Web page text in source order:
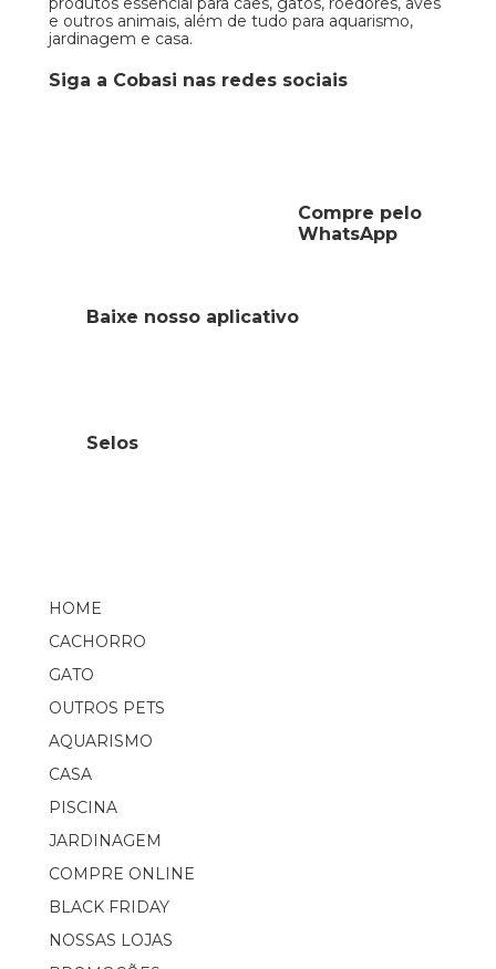
e outros animais, além de tudo para aquarismo,
jardinagem e casa.
Siga a Cobasi nas redes sociais
Compre pelo
WhatsApp
HOME
CACHORRO
GATO
OUTROS PETS
AQUARISMO
CASA
PISCINA
JARDINAGEM
COMPRE ONLINE
BLACK FRIDAY
NOSSAS LOJAS
Baixe nosso aplicativo
Selos